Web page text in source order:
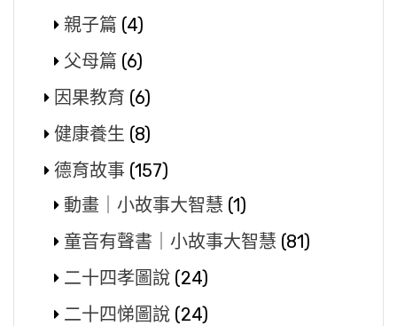
親子篇 (4)
父母篇 (6)
因果教育 (6)
健康養生 (8)
德育故事 (157)
動畫｜小故事大智慧 (1)
童音有聲書｜小故事大智慧 (81)
二十四孝圖說 (24)
二十四悌圖說 (24)